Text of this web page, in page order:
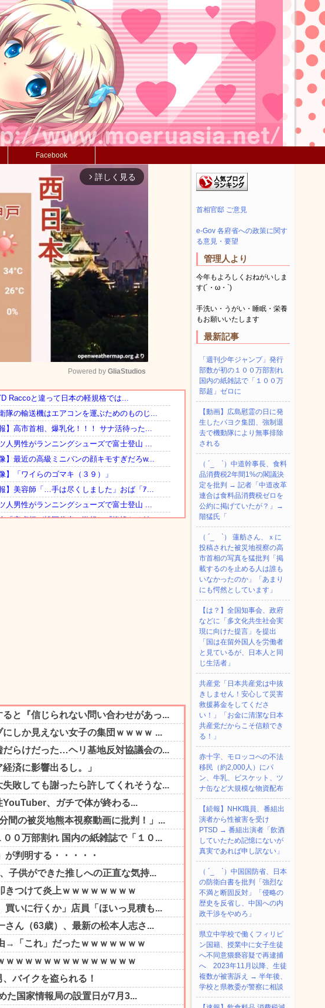
Facebook
arrow_forward_ios 詳しく見る
Mute
Powered by GliaStudios
首相官邸 ご意見
e-Gov 各府省への政策に関す
る意見・要望
管理人より
今年もよろしくおねがいしま
す(´・ω・`)
手洗い・うがい・睡眠・栄養
もお願いいたします
最新記事
「週刊少年ジャンプ」発行
部数が初の１００万部割れ
国内の紙雑誌で「１００万
部超」ゼロに
【動画】広島慰霊の日に発
生したパヨク集団、強制退
去で機動隊により無事排除
される
（ ´_ゝ`）中道幹事長、食料
品消費税2年間1%の閣議決
定を批判 → 記者「中道改革
連合は食料品消費税ゼロを
公約に掲げていたが？」→
階猛氏「
（ ´_ゝ`） 蓮舫さん、ｘに
投稿された被災地視察の高
市首相の写真を猛批判「掲
載するのを止める人は誰も
いなかったのか」「あまり
にも愕然としています」
【は？】全国知事会、政府
などに「多文化共生社会実
現に向けた提言」を提出
「国は在留外国人を労働者
と見ているが、日本人と同
じ生活者」
共産党「日本共産党は中抜
きしません！安心して災害
救援募金をしてくださ
い！」「お金に清潔な日本
共産党だからこそ信頼でき
る！」
赤十字、モロッコへの不法
移民（約2,000人）にパ
ン、牛乳、ビスケット、ツ
ナ缶など大規模な物資配布
【続報】NHK職員、番組出
演者から性被害を受け
PTSD → 番組出演者「飲酒
していたため記憶にないが
真実であれば申し訳ない」
（ ´_ゝ`）中国国防省、日本
の防衛白書を批判「強烈な
不満と断固反対」「侵略の
歴史を反省し、中国への内
政干渉をやめろ」
県立中学校で働くフィリピ
ン国籍、授業中に女子生徒
へ不同意猥褻容疑で再逮捕
へ 2023年11月以降、生徒
複数が被害訴え → 半年後、
学校と県教委が警察に相談